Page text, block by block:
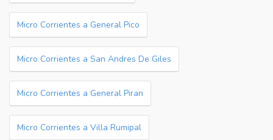
Micro Corrientes a General Pico
Micro Corrientes a San Andres De Giles
Micro Corrientes a General Piran
Micro Corrientes a Villa Rumipal